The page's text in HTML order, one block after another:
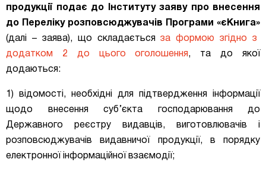
продукції подає до Інституту заяву про внесення
до Переліку розповсюджувачів Програми «єКнига»
(далі – заява), що складаєтьсяза формою згідно з
додатком 2 до цього оголошення, та до якої
додаються:
1) відомості, необхідні для підтвердження інформації
щодо внесення суб’єкта господарювання до
Державного реєстру видавців, виготовлювачів і
розповсюджувачів видавничої продукції, в порядку
електронної інформаційної взаємодії;